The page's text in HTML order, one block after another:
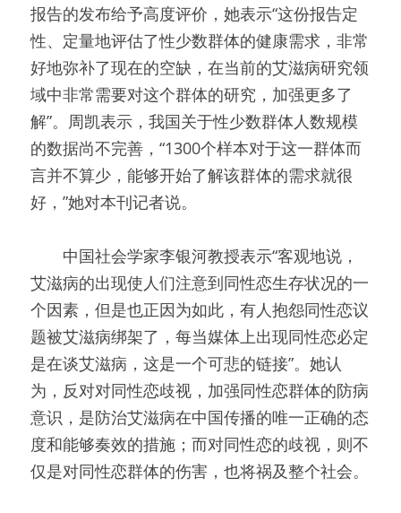
报告的发布给予高度评价，她表示“这份报告定
性、定量地评估了性少数群体的健康需求，非常
好地弥补了现在的空缺，在当前的艾滋病研究领
域中非常需要对这个群体的研究，加强更多了
解”。周凯表示，我国关于性少数群体人数规模
的数据尚不完善，“1300个样本对于这一群体而
言并不算少，能够开始了解该群体的需求就很
好，”她对本刊记者说。
中国社会学家李银河教授表示“客观地说，
艾滋病的出现使人们注意到同性恋生存状况的一
个因素，但是也正因为如此，有人抱怨同性恋议
题被艾滋病绑架了，每当媒体上出现同性恋必定
是在谈艾滋病，这是一个可悲的链接”。她认
为，反对对同性恋歧视，加强同性恋群体的防病
意识，是防治艾滋病在中国传播的唯一正确的态
度和能够奏效的措施；而对同性恋的歧视，则不
仅是对同性恋群体的伤害，也将祸及整个社会。